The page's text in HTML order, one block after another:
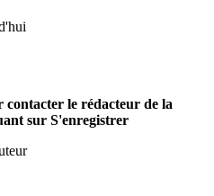
contacter le rédacteur de la
sur S'enregistrer